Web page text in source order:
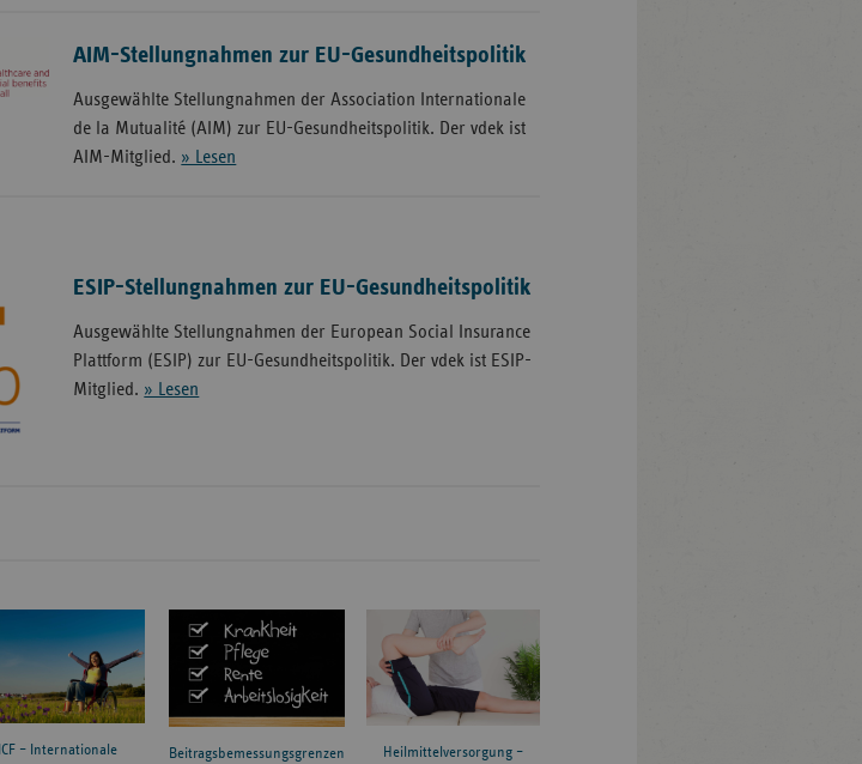
AIM-Stellungnahmen zur EU-Gesundheitspolitik
Ausgewählte Stellungnahmen der Association Internationale
de la Mutualité (AIM) zur EU-Gesundheitspolitik. Der vdek ist
AIM-Mitglied. » Lesen
ESIP-Stellungnahmen zur EU-Gesundheitspolitik
Ausgewählte Stellungnahmen der European Social Insurance
Plattform (ESIP) zur EU-Gesundheitspolitik. Der vdek ist ESIP-
Mitglied. » Lesen
ICF – Internationale
Beitragsbemessungsgrenzen
Heilmittelversorgung –